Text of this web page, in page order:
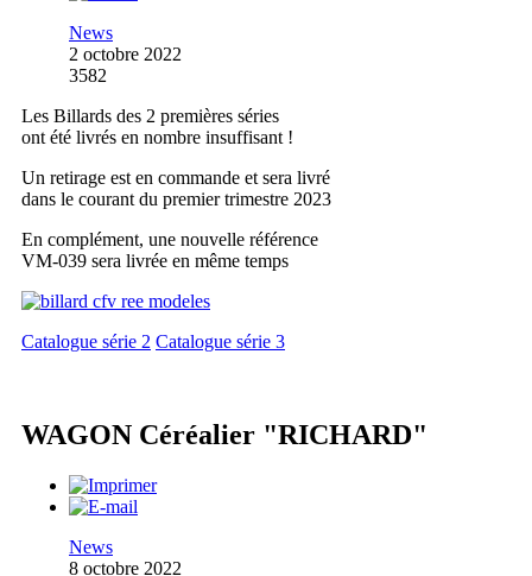
News
2 octobre 2022
3582
Les Billards des 2 premières séries
ont été livrés en nombre insuffisant !
Un retirage est en commande et sera livré
dans le courant du premier trimestre 2023
En complément, une nouvelle référence
VM-039 sera livrée en même temps
Catalogue série 2 Catalogue série 3
WAGON Céréalier "RICHARD"
News
8 octobre 2022